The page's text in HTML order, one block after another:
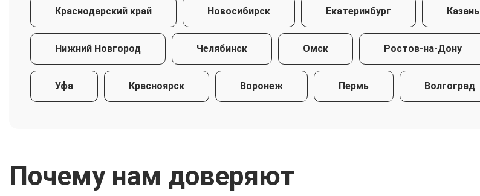
Краснодарский край Новосибирск Екатеринбург Казань
Нижний Новгород Челябинск Омск Ростов-на-Дону
Уфа Красноярск Воронеж Пермь Волгоград
Почему нам доверяют